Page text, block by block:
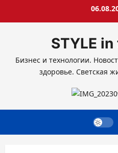
STYLE
Бизнес и технологии.
здоровье. Светская